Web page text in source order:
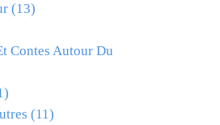
(13)
Contes Autour Du
(11)